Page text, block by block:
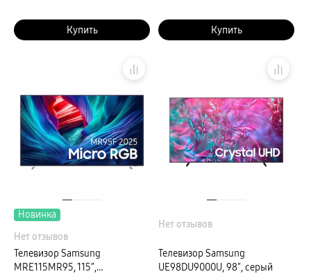
Купить Купить
Новинка
Нет отзывов
Телевизор Samsung
MRE115MR95, 115″,
Нет отзывов
Телевизор Samsung
UE98DU9000U, 98″, серый